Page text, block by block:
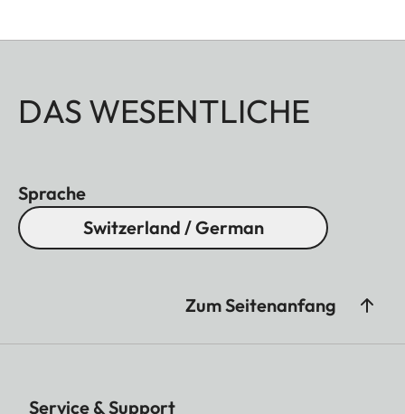
DAS WESENTLICHE
Sprache
Switzerland / German
Zum Seitenanfang
Service & Support